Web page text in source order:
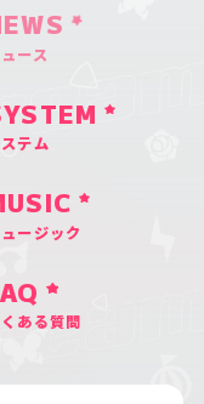
ース
テム
ージック
ある質問